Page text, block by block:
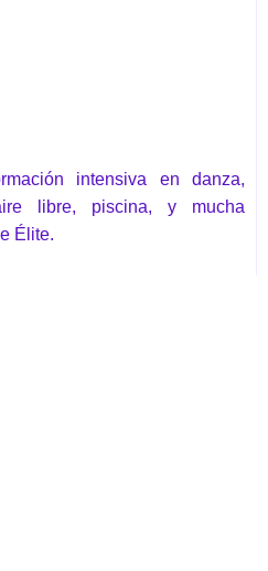
intensiva en danza,
libre, piscina, y mucha
Élite.